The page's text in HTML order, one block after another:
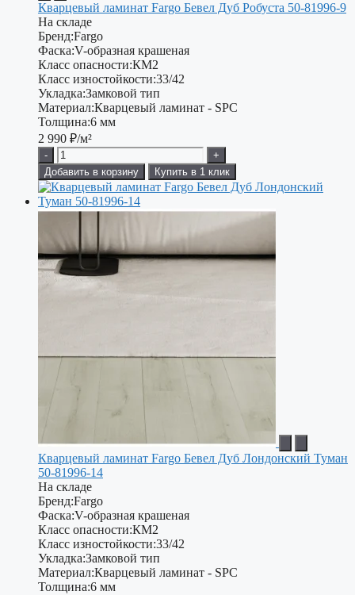
Кварцевый ламинат Fargo Бевел Дуб Робуста 50-81996-9
На складе
Бренд:Fargo
Фаска:V-образная крашеная
Класс опасности:КМ2
Класс изностойкости:33/42
Укладка:Замковой тип
Материал:Кварцевый ламинат - SPC
Толщина:6 мм
2 990 ₽/м²
-
+
Добавить в корзину
Купить в 1 клик
Кварцевый ламинат Fargo Бевел Дуб Лондонский Туман
50-81996-14
На складе
Бренд:Fargo
Фаска:V-образная крашеная
Класс опасности:КМ2
Класс изностойкости:33/42
Укладка:Замковой тип
Материал:Кварцевый ламинат - SPC
Толщина:6 мм